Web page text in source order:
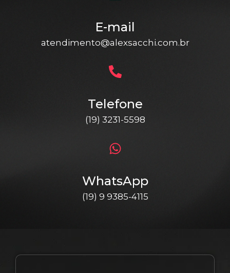
E-mail
atendimento@alexsacchi.com.br
Telefone
(19) 3231-5598
WhatsApp
(19) 9 9385-4115